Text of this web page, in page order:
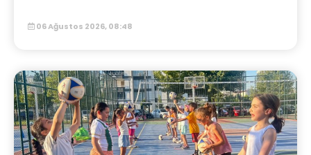
06 Ağustos 2026, 08:48